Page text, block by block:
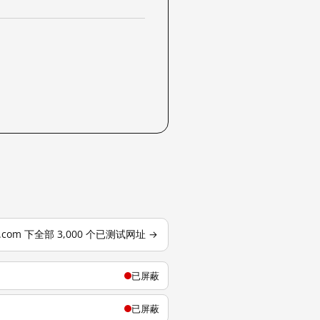
下全部 3,000 个已测试网址 →
已屏蔽
已屏蔽